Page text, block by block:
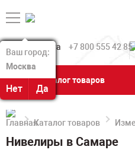
Ваш город:
Москва
Нет Да
Ваш город:
Москва
Нет Да
+7 800 555 42 85
Каталог товаров
Каталог товаров
Нивелиры в Самаре